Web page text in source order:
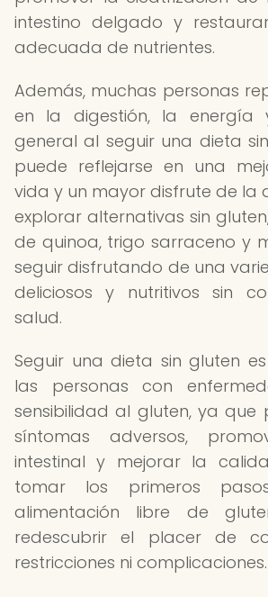
intestino delgado y
adecuada de nutrientes.
Además, muchas personas
en la digestión, la energía
general al seguir una dieta
puede reflejarse en una
vida y un mayor disfrute de la
explorar alternativas sin
de quinoa, trigo sarraceno y
seguir disfrutando de una
deliciosos y nutritivos sin
salud.
Seguir una dieta sin gluten
las personas con
sensibilidad al gluten, ya que
síntomas adversos,
intestinal y mejorar la
tomar los primeros
alimentación libre de
redescubrir el placer de
restricciones ni complicaciones.